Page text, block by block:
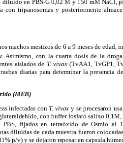
en PBS-G 0,02 M y 150 mM NaCl,
tripanosomas y posteriormente
machos mestizos de 6 a 9 meses de edad,
Asimismo, con la cuarta dosis de la
aislados de T. vivax(TvAA1, TvGP1,
diarias para determinar la presencia
(MEB)
infectadas con T. vivax y se procesaron
con buffer fosfato salino
PBS, fijados en tetraóxido de Osmio
diluidas de cada muestra fueron
p/v) y se dejaron reposar en capsula